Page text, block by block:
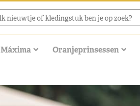
Máxima Oranjeprinsessen